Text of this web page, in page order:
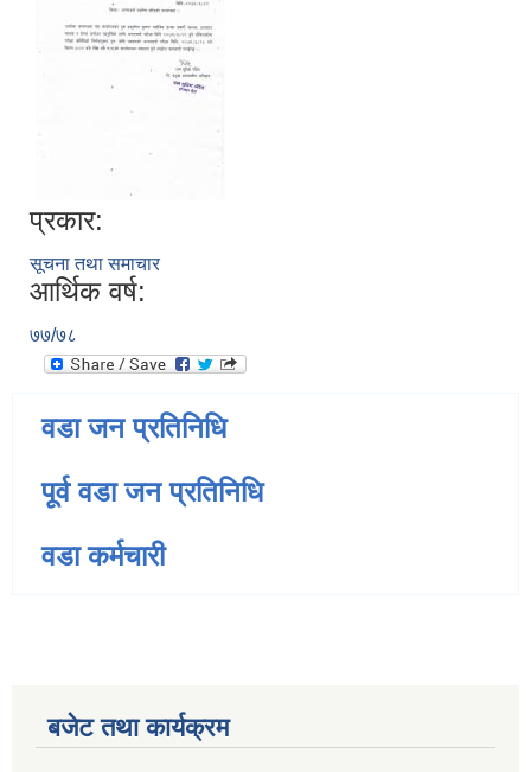
प्रकार:
सूचना तथा समाचार
आर्थिक वर्ष:
७७/७८
वडा जन प्रतिनिधि
पूर्व वडा जन प्रतिनिधि
वडा कर्मचारी
बजेट तथा कार्यक्रम